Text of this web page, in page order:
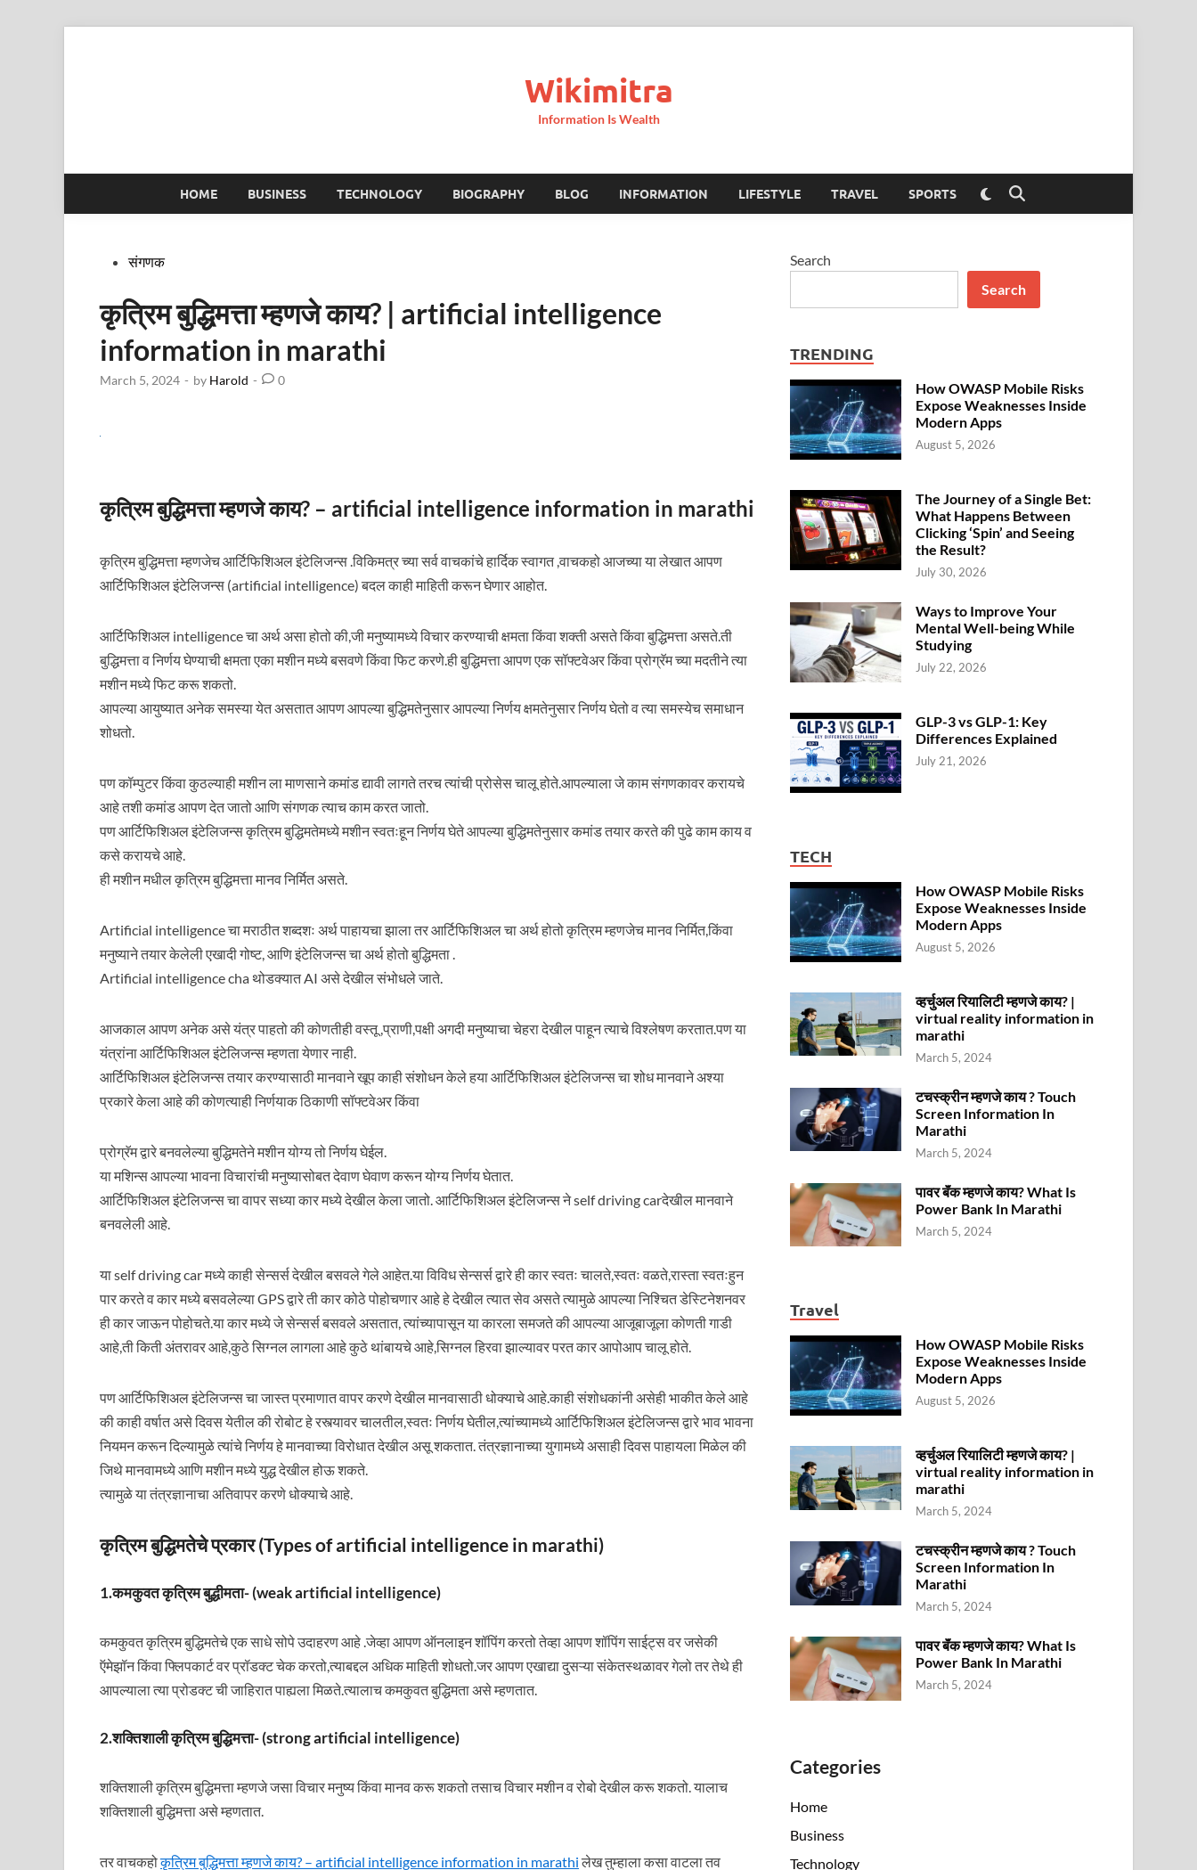
Wikimitra
Information Is Wealth
HOME BUSINESS TECHNOLOGY BIOGRAPHY BLOG INFORMATION LIFESTYLE TRAVEL SPORTS Switch
to
Open
Search
Postedसंगणक
कृत्रिम बुद्धिमत्ता म्हणजे काय? | artificial intelligence
information in marathi
March 5, 2024 - by Harold - 0
कृत्रिम बुद्धिमत्ता म्हणजे काय? – artificial intelligence information in marathi
कृत्रिम बुद्धिमत्ता म्हणजेच आर्टिफिशिअल इंटेलिजन्स .विकिमत्र च्या सर्व वाचकांचे हार्दिक स्वागत ,वाचकहो आजच्या या लेखात आपण
आर्टिफिशिअल इंटेलिजन्स (artificial intelligence) बदल काही माहिती करून घेणार आहोत.
आर्टिफिशिअल intelligence चा अर्थ असा होतो की,जी मनुष्यामध्ये विचार करण्याची क्षमता किंवा शक्ती असते किंवा बुद्धिमत्ता असते.ती
बुद्धिमत्ता व निर्णय घेण्याची क्षमता एका मशीन मध्ये बसवणे किंवा फिट करणे.ही बुद्धिमत्ता आपण एक सॉफ्टवेअर किंवा प्रोग्रॅम च्या मदतीने त्या
मशीन मध्ये फिट करू शकतो.
आपल्या आयुष्यात अनेक समस्या येत असतात आपण आपल्या बुद्धिमतेनुसार आपल्या निर्णय क्षमतेनुसार निर्णय घेतो व त्या समस्येच समाधान
शोधतो.
पण कॉम्पुटर किंवा कुठल्याही मशीन ला माणसाने कमांड द्यावी लागते तरच त्यांची प्रोसेस चालू होते.आपल्याला जे काम संगणकावर करायचे
आहे तशी कमांड आपण देत जातो आणि संगणक त्याच काम करत जातो.
पण आर्टिफिशिअल इंटेलिजन्स कृत्रिम बुद्धिमतेमध्ये मशीन स्वतःहून निर्णय घेते आपल्या बुद्धिमतेनुसार कमांड तयार करते की पुढे काम काय व
कसे करायचे आहे.
ही मशीन मधील कृत्रिम बुद्धिमत्ता मानव निर्मित असते.
Artificial intelligence चा मराठीत शब्दशः अर्थ पाहायचा झाला तर आर्टिफिशिअल चा अर्थ होतो कृत्रिम म्हणजेच मानव निर्मित,किंवा
मनुष्याने तयार केलेली एखादी गोष्ट, आणि इंटेलिजन्स चा अर्थ होतो बुद्धिमता .
Artificial intelligence cha थोडक्यात AI असे देखील संभोधले जाते.
आजकाल आपण अनेक असे यंत्र पाहतो की कोणतीही वस्तू ,प्राणी,पक्षी अगदी मनुष्याचा चेहरा देखील पाहून त्याचे विश्लेषण करतात.पण या
यंत्रांना आर्टिफिशिअल इंटेलिजन्स म्हणता येणार नाही.
आर्टिफिशिअल इंटेलिजन्स तयार करण्यासाठी मानवाने खूप काही संशोधन केले हया आर्टिफिशिअल इंटेलिजन्स चा शोध मानवाने अश्या
प्रकारे केला आहे की कोणत्याही निर्णयाक ठिकाणी सॉफ्टवेअर किंवा
प्रोग्रॅम द्वारे बनवलेल्या बुद्धिमतेने मशीन योग्य तो निर्णय घेईल.
या मशिन्स आपल्या भावना विचारांची मनुष्यासोबत देवाण घेवाण करून योग्य निर्णय घेतात.
आर्टिफिशिअल इंटेलिजन्स चा वापर सध्या कार मध्ये देखील केला जातो. आर्टिफिशिअल इंटेलिजन्स ने self driving carदेखील मानवाने
बनवलेली आहे.
या self driving car मध्ये काही सेन्सर्स देखील बसवले गेले आहेत.या विविध सेन्सर्स द्वारे ही कार स्वतः चालते,स्वतः वळते,रास्ता स्वतःहुन
पार करते व कार मध्ये बसवलेल्या GPS द्वारे ती कार कोठे पोहोचणार आहे हे देखील त्यात सेव असते त्यामुळे आपल्या निश्चित डेस्टिनेशनवर
ही कार जाऊन पोहोचते.या कार मध्ये जे सेन्सर्स बसवले असतात, त्यांच्यापासून या कारला समजते की आपल्या आजूबाजूला कोणती गाडी
आहे,ती किती अंतरावर आहे,कुठे सिग्नल लागला आहे कुठे थांबायचे आहे,सिग्नल हिरवा झाल्यावर परत कार आपोआप चालू होते.
पण आर्टिफिशिअल इंटेलिजन्स चा जास्त प्रमाणात वापर करणे देखील मानवासाठी धोक्याचे आहे.काही संशोधकांनी असेही भाकीत केले आहे
की काही वर्षात असे दिवस येतील की रोबोट हे रस्त्यावर चालतील,स्वतः निर्णय घेतील,त्यांच्यामध्ये आर्टिफिशिअल इंटेलिजन्स द्वारे भाव भावना
नियमन करून दिल्यामुळे त्यांचे निर्णय हे मानवाच्या विरोधात देखील असू शकतात. तंत्रज्ञानाच्या युगामध्ये असाही दिवस पाहायला मिळेल की
जिथे मानवामध्ये आणि मशीन मध्ये युद्ध देखील होऊ शकते.
त्यामुळे या तंत्रज्ञानाचा अतिवापर करणे धोक्याचे आहे.
कृत्रिम बुद्धिमतेचे प्रकार (Types of artificial intelligence in marathi)
1.कमकुवत कृत्रिम बुद्धीमता- (weak artificial intelligence)
कमकुवत कृत्रिम बुद्धिमतेचे एक साधे सोपे उदाहरण आहे .जेव्हा आपण ऑनलाइन शॉपिंग करतो तेव्हा आपण शॉपिंग साईट्स वर जसेकी
ऍमेझॉन किंवा फ्लिपकार्ट वर प्रॉडक्ट चेक करतो,त्याबद्दल अधिक माहिती शोधतो.जर आपण एखाद्या दुसऱ्या संकेतस्थळावर गेलो तर तेथे ही
आपल्याला त्या प्रोडक्ट ची जाहिरात पाह्यला मिळते.त्यालाच कमकुवत बुद्धिमता असे म्हणतात.
2.शक्तिशाली कृत्रिम बुद्धिमत्ता- (strong artificial intelligence)
शक्तिशाली कृत्रिम बुद्धिमत्ता म्हणजे जसा विचार मनुष्य किंवा मानव करू शकतो तसाच विचार मशीन व रोबो देखील करू शकतो. यालाच
शक्तिशाली बुद्धिमत्ता असे म्हणतात.
तर वाचकहोकृत्रिम बुद्धिमत्ता म्हणजे काय? – artificial intelligence information in marathiलेख तुम्हाला कसा वाटला तव
Search
Search
TRENDING
How OWASP Mobile Risks
Expose Weaknesses Inside
Modern Apps
August 5, 2026
The Journey of a Single Bet:
What Happens Between
Clicking ‘Spin’ and Seeing
the Result?
July 30, 2026
Ways to Improve Your
Mental Well-being While
Studying
July 22, 2026
GLP-3 vs GLP-1: Key
Differences Explained
July 21, 2026
TECH
How OWASP Mobile Risks
Expose Weaknesses Inside
Modern Apps
August 5, 2026
व्हर्चुअल रियालिटी म्हणजे काय? |
virtual reality information in
marathi
March 5, 2024
टचस्क्रीन म्हणजे काय ? Touch
Screen Information In
Marathi
March 5, 2024
पावर बॅंक म्हणजे काय? What Is
Power Bank In Marathi
March 5, 2024
Travel
How OWASP Mobile Risks
Expose Weaknesses Inside
Modern Apps
August 5, 2026
व्हर्चुअल रियालिटी म्हणजे काय? |
virtual reality information in
marathi
March 5, 2024
टचस्क्रीन म्हणजे काय ? Touch
Screen Information In
Marathi
March 5, 2024
पावर बॅंक म्हणजे काय? What Is
Power Bank In Marathi
March 5, 2024
Categories
Home
Business
Technology